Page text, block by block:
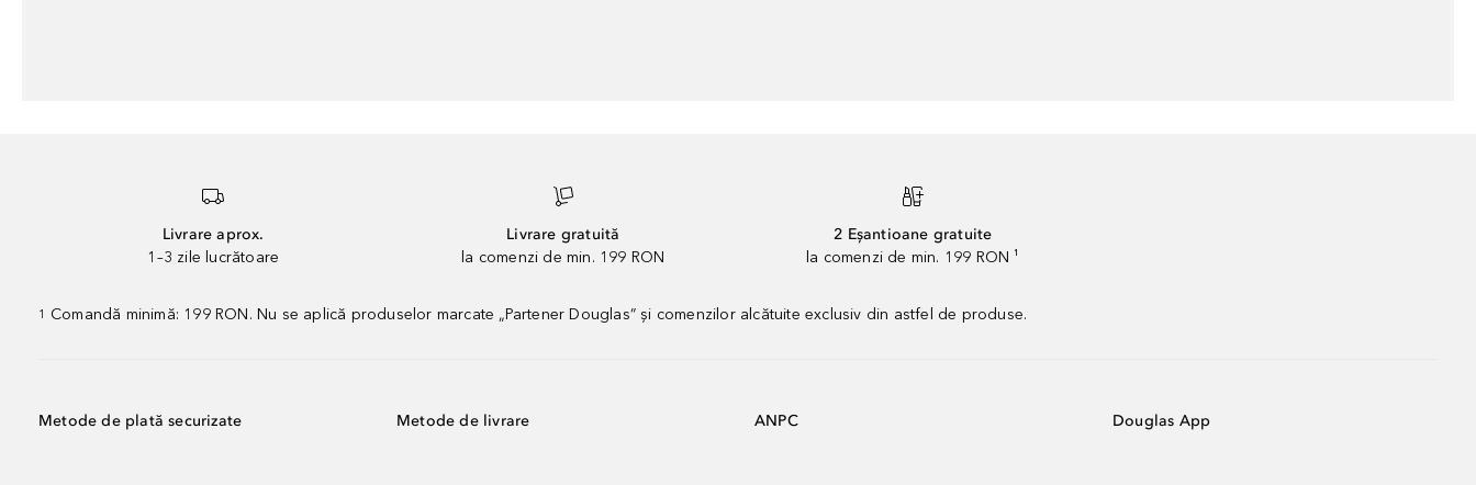
Livrare aprox.
1–3 zile lucrătoare
Livrare gratuită
la comenzi de min. 199 RON
2 Eșantioane gratuite
la comenzi de min. 199 RON ¹
1 Comandă minimă: 199 RON. Nu se aplică produselor marcate „Partener Douglas” și comenzilor alcătuite exclusiv din astfel de produse.
Metode de plată securizate Metode de livrare ANPC Douglas App